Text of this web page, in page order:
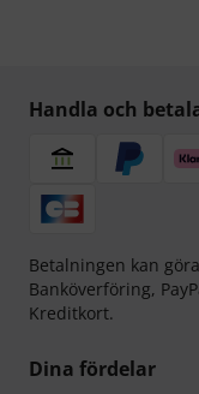
Handla och
Betalningen kan
Banköverföring,
Kreditkort.
Dina fördelar